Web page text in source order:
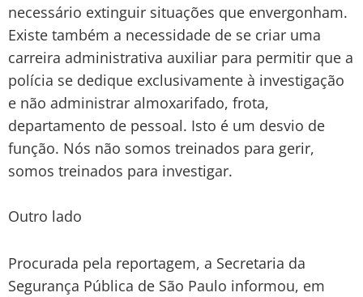
necessário extinguir situações que envergonham.
Existe também a necessidade de se criar uma
carreira administrativa auxiliar para permitir que a
polícia se dedique exclusivamente à investigação
e não administrar almoxarifado, frota,
departamento de pessoal. Isto é um desvio de
função. Nós não somos treinados para gerir,
somos treinados para investigar.
Outro lado
Procurada pela reportagem, a Secretaria da
Segurança Pública de São Paulo informou, em